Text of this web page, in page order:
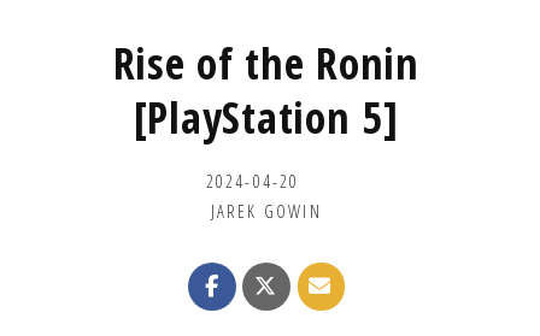
Rise of the Ronin
[PlayStation 5]
2024-04-20
JAREK GOWIN